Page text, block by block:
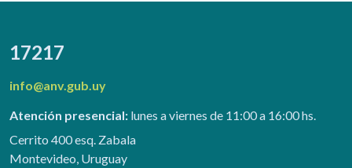
17217
info@anv.gub.uy
Atención presencial: lunes a viernes de 11:00 a 16:00 hs.
Cerrito 400 esq. Zabala
Montevideo, Uruguay